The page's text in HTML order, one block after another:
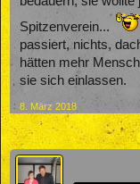
Spitzenverein...
passiert, nichts,
hätten mehr
sie sich einlassen.
8. März 2018